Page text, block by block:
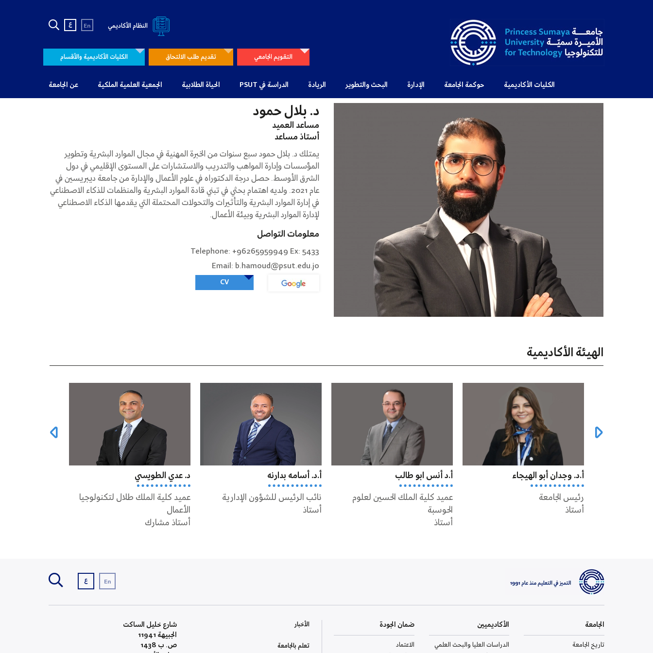
النظام الأكاديمي En ع
التقويم الجامعي تقديم طلب الالتحاق الكليات الأكاديمية والأقسام
الكليات الأكاديمية حوكمة الجامعة الإدارة البحث والتطوير الريادة الدراسة في PSUT الحياة الطلابية الجمعية العلمية الملكية عن الجامعة
د. بلال حمود
مساعد العميد
أستاذ مساعد
يمتلك د. بلال حمود سبع سنوات من الخبرة المهنية في مجال الموارد البشرية وتطوير
المؤسسات وإدارة المواهب والتدريب والاستشارات على المستوى الإقليمي في دول
الشرق الأوسط. حصل درجة الدكتوراه في علوم الأعمال والإدارة من جامعة ديبريسين في
عام 2021. ولديه اهتمام بحثي في تبني قادة الموارد البشرية والمنظمات للذكاء الاصطناعي
في إدارة الموارد البشرية والتأثيرات والتحولات المحتملة التي يقدمها الذكاء الاصطناعي
لإدارة الموارد البشرية وبيئة الأعمال.
معلومات التواصل
Telephone: +96265959949 Ex: 5433
Email: b.hamoud@psut.edu.jo
CV
الهيئة الأكاديمية
أ.د. وجدان أبو الهيجاء
رئيس الجامعة
أستاذ
أ.د أنس ابو طالب
عميد كلية الملك الحسين لعلوم
الحوسبة
أستاذ
أ.د. أسامه بدارنه
نائب الرئيس للشؤون الإدارية
أستاذ
د. عدي الطويسي
عميد كلية الملك طلال لتكنولوجيا
الأعمال
أستاذ مشارك
En ع
الجامعة
تاريخ الجامعة
الأكاديميين
الدراسات العليا والبحث العلمي
ضمان الجودة
الاعتماد
الأخبار
تعلم بالجامعة
شارع خليل الساكت
الجبيهة 11941
ص. ب 1438